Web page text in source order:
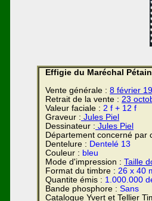
Effigie du Maréchal Pétain
Vente générale : 8 février
Retrait de la vente : 23
Valeur faciale : 2 f + 12 f
Graveur : Jules Piel
Dessinateur : Jules Piel
Département concerné par
Dentelure : Dentelé 13
Couleur : bleu
Mode d'impression : Taille
Format du timbre : 26 x 40
Quantite émis : 1.000.000
Bande phosphore : Sans
Catalogue Yvert et Tellier